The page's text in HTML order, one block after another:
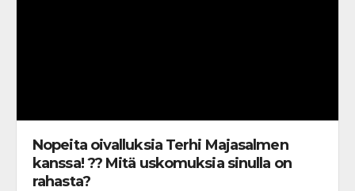
Nopeita oivalluksia Terhi Majasalmen
kanssa! ?? Mitä uskomuksia sinulla on
rahasta?